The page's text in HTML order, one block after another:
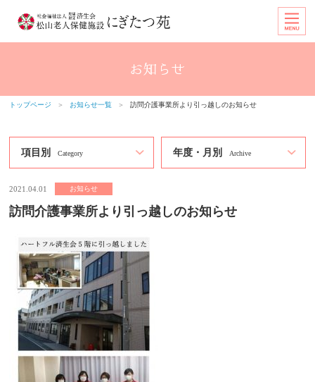
トップページ ＞ お知らせ一覧 ＞ 訪問介護事業所より引っ越しのお知らせ
項目別 Category 年度・月別 Archive
2021.04.01 お知らせ
訪問介護事業所より引っ越しのお知らせ